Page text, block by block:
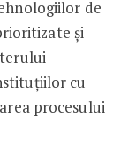
de
şi
cu
procesului